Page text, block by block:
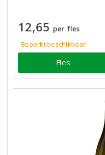
12,65 per fles
Beperkt beschikbaar
Fles